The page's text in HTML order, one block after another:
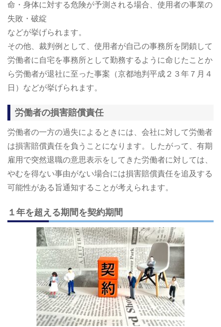
命・身体に対する危険が予測される場合、使用者の事業の
失敗・破綻
などが挙げられます。
その他、裁判例として、使用者が自己の事務所を閉鎖して
労働者に自宅を事務所として勤務するように命じたことか
ら労働者が退社に至った事案（京都地判平成２３年７月４
日）などが挙げられます。
労働者の損害賠償責任
労働者の一方の過失によるときには、会社に対して労働者
は損害賠償責任を負うことになります。したがって、有期
雇用で突然退職の意思表示をしてきた労働者に対しては、
やむを得ない事由がない場合には損害賠償責任を追及する
可能性がある旨通知することが考えられます。
１年を超える期間を契約期間